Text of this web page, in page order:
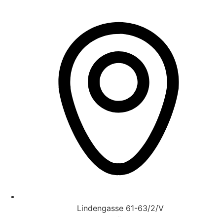
Lindengasse 61-63/2/V